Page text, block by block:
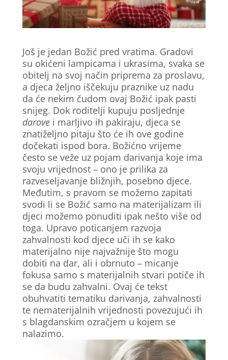
Još je jedan Božić pred vratima. Gradovi
su okićeni lampicama i ukrasima, svaka se
obitelj na svoj način priprema za proslavu,
a djeca željno iščekuju praznike uz nadu
da će nekim čudom ovaj Božić ipak pasti
snijeg. Dok roditelji kupuju posljednje
darove i marljivo ih pakiraju, djeca se
znatiželjno pitaju što će ih ove godine
dočekati ispod bora. Božićno vrijeme
često se veže uz pojam darivanja koje ima
svoju vrijednost – ono je prilika za
razveseljavanje bližnjih, posebno djece.
Međutim, s pravom se možemo zapitati
svodi li se Božić samo na materijalizam ili
djeci možemo ponuditi ipak nešto više od
toga. Upravo poticanjem razvoja
zahvalnosti kod djece uči ih se kako
materijalno nije najvažnije što mogu
dobiti na dar, ali i obrnuto – micanje
fokusa samo s materijalnih stvari potiče ih
se da budu zahvalni. Ovaj će tekst
obuhvatiti tematiku darivanja, zahvalnosti
te nematerijalnih vrijednosti povezujući ih
s blagdanskim ozračjem u kojem se
nalazimo.